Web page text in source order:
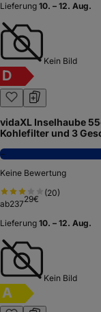
Lieferung 10. – 12. Aug.
Kein Bild
D
vidaXL Inselhaube
Kohlefilter und 3
−
Keine Bewertung
(20)
ab23729€
Lieferung 10. – 12. Aug.
Kein Bild
A